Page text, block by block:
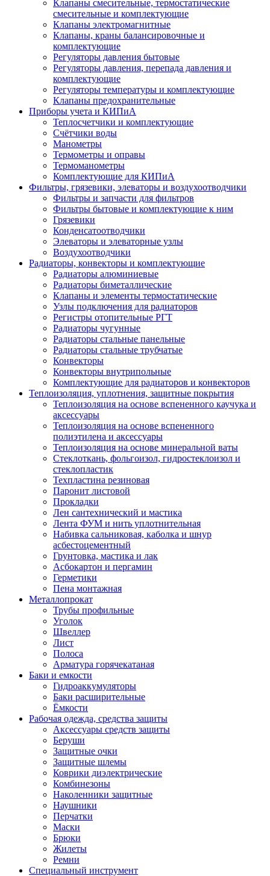
Клапаны смесительные, термостатические
смесительные и комплектующие
Клапаны электромагнитные
Клапаны, краны балансировочные и
комплектующие
Регуляторы давления бытовые
Регуляторы давления, перепада давления и
комплектующие
Регуляторы температуры и комплектующие
Клапаны предохранительные
Приборы учета и КИПиА
Теплосчетчики и комплектующие
Счётчики воды
Манометры
Термометры и оправы
Термоманометры
Комплектующие для КИПиА
Фильтры, грязевики, элеваторы и воздухоотводчики
Фильтры и запчасти для фильтров
Фильтры бытовые и комплектующие к ним
Грязевики
Конденсатоотводчики
Элеваторы и элеваторные узлы
Воздухоотводчики
Радиаторы, конвекторы и комплектующие
Радиаторы алюминиевые
Радиаторы биметаллические
Клапаны и элементы термостатические
Узлы подключения для радиаторов
Регистры отопительные РГТ
Радиаторы чугунные
Радиаторы стальные панельные
Радиаторы стальные трубчатые
Конвекторы
Конвекторы внутрипольные
Комплектующие для радиаторов и конвекторов
Теплоизоляция, уплотнения, защитные покрытия
Теплоизоляция на основе вспененного каучука и
аксессуары
Теплоизоляция на основе вспененного
полиэтилена и аксессуары
Теплоизоляция на основе минеральной ваты
Стеклоткань, фольгоизол, гидростеклоизол и
стеклопластик
Техпластина резиновая
Паронит листовой
Прокладки
Лен сантехнический и мастика
Лента ФУМ и нить уплотнительная
Набивка сальниковая, каболка и шнур
асбестоцементный
Грунтовка, мастика и лак
Асбокартон и пергамин
Герметики
Пена монтажная
Металлопрокат
Трубы профильные
Уголок
Швеллер
Лист
Полоса
Арматура горячекатаная
Баки и емкости
Гидроаккумуляторы
Баки расширительные
Ёмкости
Рабочая одежда, средства защиты
Аксессуары средств защиты
Беруши
Защитные очки
Защитные шлемы
Коврики диэлектрические
Комбинезоны
Наколенники защитные
Наушники
Перчатки
Маски
Брюки
Жилеты
Ремни
Специальный инструмент